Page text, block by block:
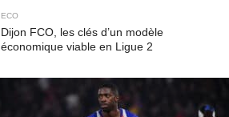
ECO
Dijon FCO, les clés d’un modèle
économique viable en Ligue 2